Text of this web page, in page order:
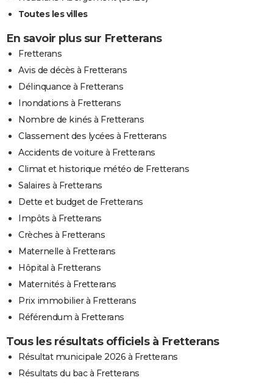
Toutes les villes
En savoir plus sur Fretterans
Fretterans
Avis de décès à Fretterans
Délinquance à Fretterans
Inondations à Fretterans
Nombre de kinés à Fretterans
Classement des lycées à Fretterans
Accidents de voiture à Fretterans
Climat et historique météo de Fretterans
Salaires à Fretterans
Dette et budget de Fretterans
Impôts à Fretterans
Crèches à Fretterans
Maternelle à Fretterans
Hôpital à Fretterans
Maternités à Fretterans
Prix immobilier à Fretterans
Référendum à Fretterans
Tous les résultats officiels à Fretterans
Résultat municipale 2026 à Fretterans
Résultats du bac à Fretterans